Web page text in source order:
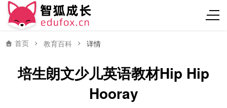
首页 教育百科 详情
培生朗文少儿英语教材Hip Hip
Hooray